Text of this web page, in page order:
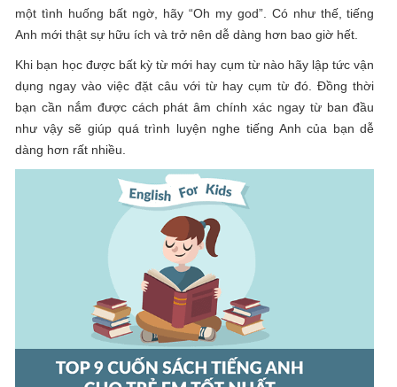
một tình huống bất ngờ, hãy “Oh my god”. Có như thế, tiếng
Anh mới thật sự hữu ích và trở nên dễ dàng hơn bao giờ hết.
Khi bạn học được bất kỳ từ mới hay cụm từ nào hãy lập tức vận
dụng ngay vào việc đặt câu với từ hay cụm từ đó. Đồng thời
bạn cần nắm được cách phát âm chính xác ngay từ ban đầu
như vậy sẽ giúp quá trình luyện nghe tiếng Anh của bạn dễ
dàng hơn rất nhiều.